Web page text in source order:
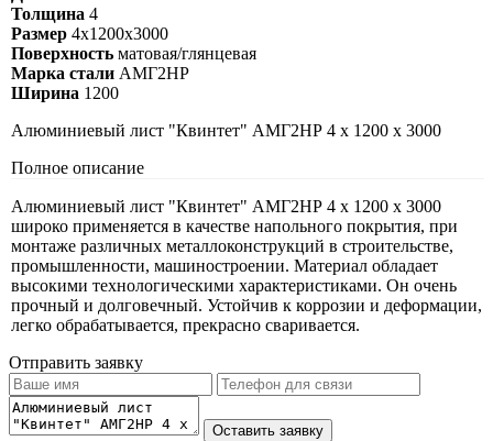
Толщина 4
Размер 4х1200х3000
Поверхность матовая/глянцевая
Марка стали АМГ2НР
Ширина 1200
Алюминиевый лист "Квинтет" АМГ2НР 4 х 1200 х 3000
Полное описание
Алюминиевый лист "Квинтет" АМГ2НР 4 х 1200 х 3000
широко применяется в качестве напольного покрытия, при
монтаже различных металлоконструкций в строительстве,
промышленности, машиностроении. Материал обладает
высокими технологическими характеристиками. Он очень
прочный и долговечный. Устойчив к коррозии и деформации,
легко обрабатывается, прекрасно сваривается.
Отправить заявку